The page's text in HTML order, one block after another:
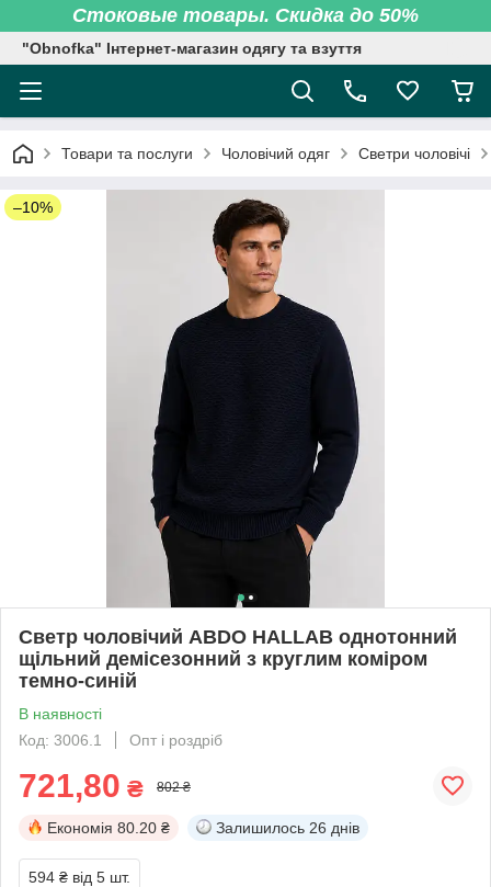
Стоковые товары. Скидка до 50%
"Obnofka" Інтернет-магазин одягу та взуття
Товари та послуги Чоловічий одяг Светри чоловічі
–10%
Светр чоловічий ABDO HALLAB однотонний
щільний демісезонний з круглим коміром
темно-синій
В наявності
Код: 3006.1
Опт і роздріб
721,80 ₴ 802 ₴
Економія 80.20 ₴ Залишилось 26 днів
594 ₴ від 5 шт.